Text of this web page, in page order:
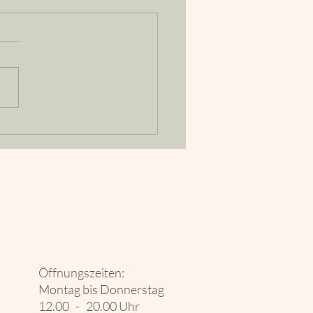
Öffnungszeiten:
Montag bis Donnerstag
12.00 - 20.00 Uhr